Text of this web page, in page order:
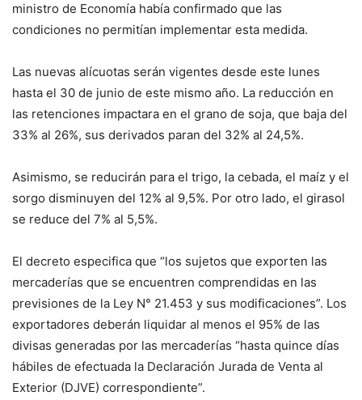
ministro de Economía había confirmado que las
condiciones no permitían implementar esta medida.
Las nuevas alícuotas serán vigentes desde este lunes
hasta el 30 de junio de este mismo año. La reducción en
las retenciones impactara en el grano de soja, que baja del
33% al 26%, sus derivados paran del 32% al 24,5%.
Asimismo, se reducirán para el trigo, la cebada, el maíz y el
sorgo disminuyen del 12% al 9,5%. Por otro lado, el girasol
se reduce del 7% al 5,5%.
El decreto especifica que “los sujetos que exporten las
mercaderías que se encuentren comprendidas en las
previsiones de la Ley N° 21.453 y sus modificaciones”. Los
exportadores deberán liquidar al menos el 95% de las
divisas generadas por las mercaderías “hasta quince días
hábiles de efectuada la Declaración Jurada de Venta al
Exterior (DJVE) correspondiente”.